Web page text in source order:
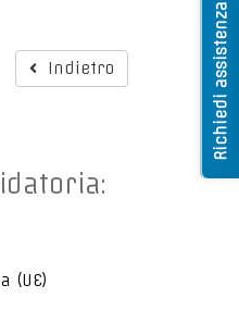
Richiedi assistenza
Indietro
(UE)